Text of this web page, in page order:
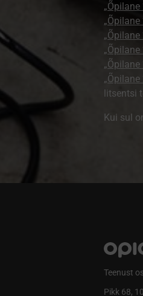
litsentsi
Kui sul
Teenust
Pikk 68,